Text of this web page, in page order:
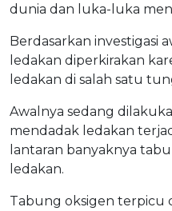
dunia dan luka-luka
Berdasarkan investigasi
ledakan diperkirakan
ledakan di salah satu
Awalnya sedang
mendadak ledakan
lantaran banyaknya
ledakan.
Tabung oksigen terpicu